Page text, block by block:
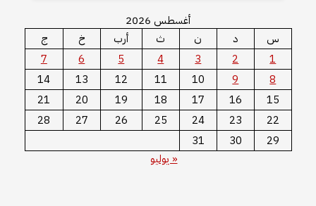
أغسطس 2026
س
د ن ث أرب خ
ج
1
2
3
4
5
6
7
8
9
10
11
12
13
14
15
16
17
18
19
20
21
22
23
24
25
26
27
28
29
30
31
« يوليو